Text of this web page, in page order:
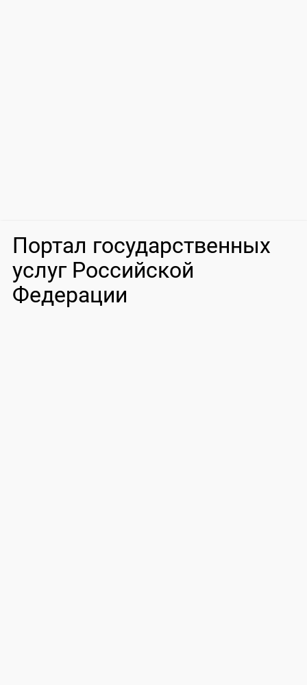
Портал государственных
услуг Российской
Федерации